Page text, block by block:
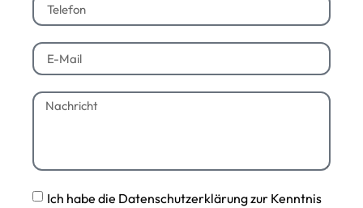
Ich habe die Datenschutzerklärung zur Kenntnis